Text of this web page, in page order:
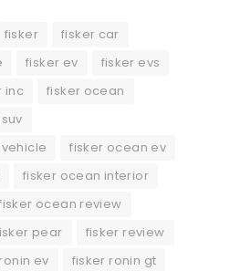
fisker
fisker car
fisker ev
fisker evs
inc
fisker ocean
fisker ocean ev
fisker ocean interior
ocean review
pear
fisker review
ev
fisker ronin gt